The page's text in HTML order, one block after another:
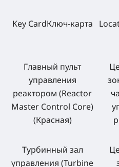
Key CardКлюч-карта
Главный пульт
управления
реактором (Reactor
Master Control Core)
(Красная)
Турбинный зал
управления (Turbine